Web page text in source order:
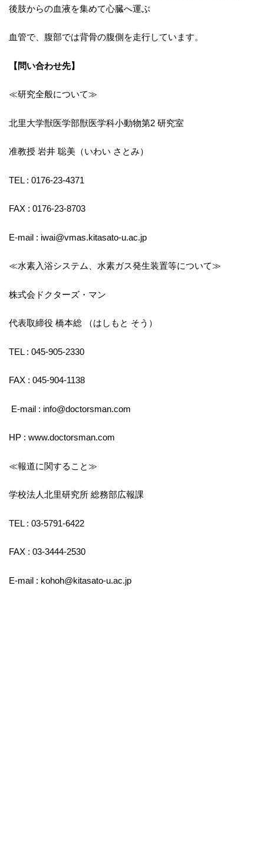
後肢からの血液を集めて心臓へ運ぶ
血管で、腹部では背骨の腹側を走行しています。
【問い合わせ先】
≪研究全般について≫
北里大学獣医学部獣医学科小動物第2 研究室
准教授 岩井 聡美（いわい さとみ）
TEL : 0176-23-4371
FAX : 0176-23-8703
E-mail : iwai@vmas.kitasato-u.ac.jp
≪水素入浴システム、水素ガス発生装置等について≫
株式会ドクターズ・マン
代表取締役 橋本総 （はしもと そう）
TEL : 045‐905-2330
FAX : 045‐904-1138
E-mail : info@doctorsman.com
HP : www.doctorsman.com
≪報道に関すること≫
学校法人北里研究所 総務部広報課
TEL : 03-5791-6422
FAX : 03-3444-2530
E-mail : kohoh@kitasato-u.ac.jp